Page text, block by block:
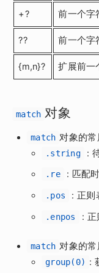
+? 前一个字
?? 前一个字
{m,n}? 扩展前一
match 对象
match 对象的常
.string :
.re : 匹配
.pos : 正则
.enpos : 正
match 对象的
group(0) :